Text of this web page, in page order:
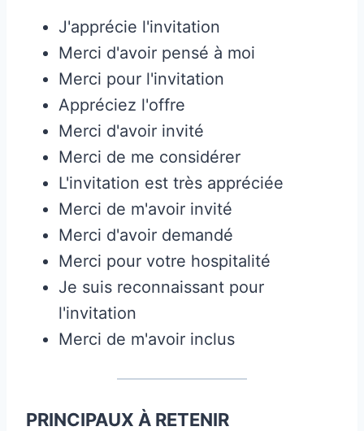
J'apprécie l'invitation
Merci d'avoir pensé à moi
Merci pour l'invitation
Appréciez l'offre
Merci d'avoir invité
Merci de me considérer
L'invitation est très appréciée
Merci de m'avoir invité
Merci d'avoir demandé
Merci pour votre hospitalité
Je suis reconnaissant pour
l'invitation
Merci de m'avoir inclus
PRINCIPAUX À RETENIR